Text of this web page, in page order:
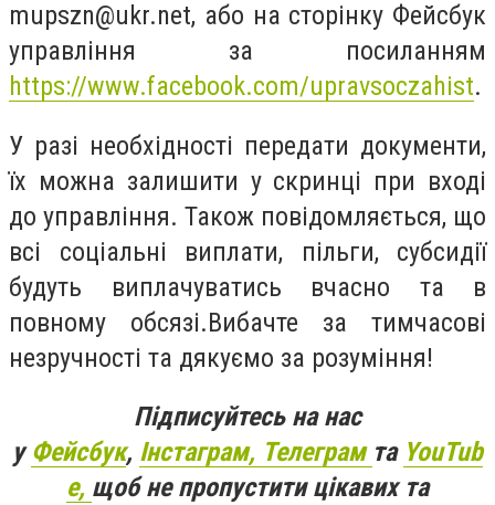
mupszn@ukr.net, або на сторінку Фейсбук
управління за посиланням
https://www.facebook.com/upravsoczahist.
У разі необхідності передати документи,
їх можна залишити у скринці при вході
до управління. Також повідомляється, що
всі соціальні виплати, пільги, субсидії
будуть виплачуватись вчасно та в
повному обсязі.Вибачте за тимчасові
незручності та дякуємо за розуміння!
Підписуйтесь на нас
уФейсбук, Інстаграм, Телеграм та YouTub
e, щоб не пропустити цікавих та